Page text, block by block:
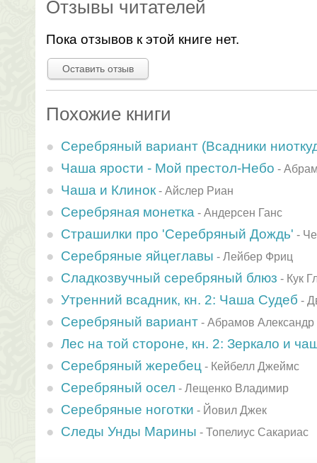
Отзывы читателей
Пока отзывов к этой книге нет.
Оставить отзыв
Похожие книги
Серебряный вариант (Всадники
Чаша ярости - Мой престол-Небо -
Чаша и Клинок - Айслер Риан
Серебряная монетка - Андерсен Ганс
Страшилки про 'Серебряный Дождь' -
Серебряные яйцеглавы - Лейбер Фриц
Сладкозвучный серебряный блюз - Кук
Утренний всадник, кн. 2: Чаша Судеб -
Серебряный вариант - Абрамов Александр
Лес на той стороне, кн. 2: Зеркало и
Серебряный жеребец - Кейбелл Джеймс
Серебряный осел - Лещенко Владимир
Серебряные ноготки - Йовил Джек
Следы Унды Марины - Топелиус Сакариас